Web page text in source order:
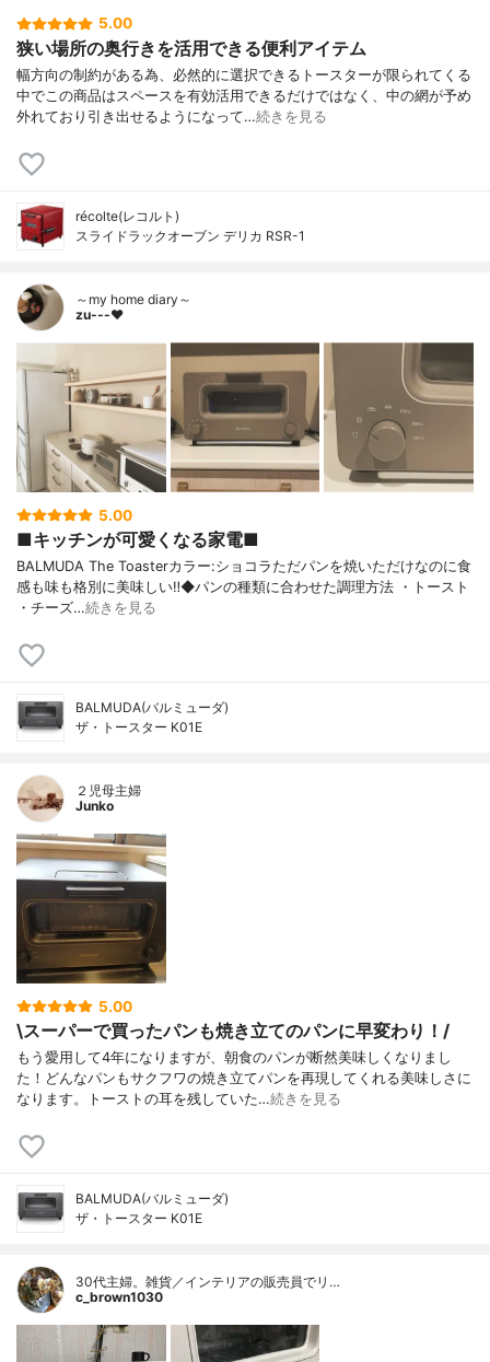
5.00
狭い場所の奥行きを活用できる便利アイテム
幅方向の制約がある為、必然的に選択できるトースターが限られてくる
中でこの商品はスペースを有効活用できるだけではなく、中の網が予め
外れており引き出せるようになって…続きを見る
récolte(レコルト)
スライドラックオーブン デリカ RSR-1
～my home diary～
zu---❤︎
5.00
■キッチンが可愛くなる家電■
BALMUDA The Toasterカラー:ショコラただパンを焼いただけなのに食
感も味も格別に美味しい‼︎◆パンの種類に合わせた調理方法 ・トースト
・チーズ…続きを見る
BALMUDA(バルミューダ)
ザ・トースター K01E
２児母主婦
Junko
5.00
\スーパーで買ったパンも焼き立てのパンに早変わり！/
もう愛用して4年になりますが、朝食のパンが断然美味しくなりまし
た！どんなパンもサクフワの焼き立てパンを再現してくれる美味しさに
なります。トーストの耳を残していた…続きを見る
BALMUDA(バルミューダ)
ザ・トースター K01E
30代主婦。雑貨／インテリアの販売員でリ…
c_brown1030